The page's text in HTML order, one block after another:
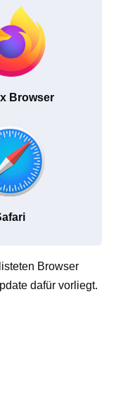
Browser
Browser
dafür vorliegt.